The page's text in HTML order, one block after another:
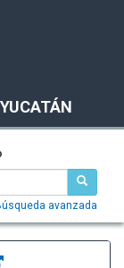
avanzada